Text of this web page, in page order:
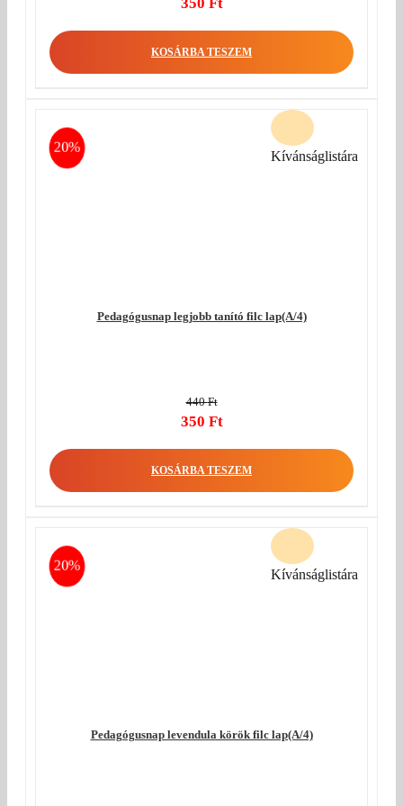
was:
price
KOSÁRBA TESZEM
20%
Pedagógusnap legjobb tanító filc lap(A/4)
440Ft
Original
was:
350 Ft
price
KOSÁRBA TESZEM
Kívánságlistára
20%
Pedagógusnap levendula körök filc lap(A/4)
Kívánságlistára